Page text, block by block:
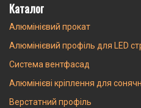
Каталог
Алюмінієвий прокат
Алюмінієвий профіль для LED
Система вентфасад
Алюмінієві кріплення для
Верстатний профіль